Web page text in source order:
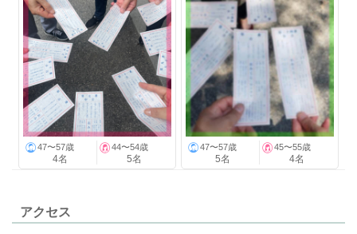
47〜57歳
4名
44〜54歳
5名
47〜57歳
5名
45〜55歳
4名
アクセス